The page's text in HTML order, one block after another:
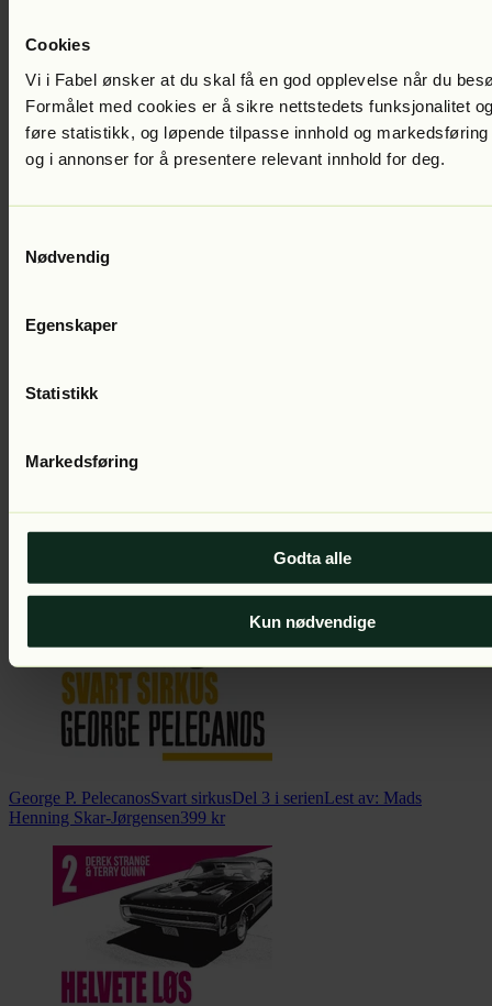
Cookies
Vi i Fabel ønsker at du skal få en god opplevelse når du
Formålet med cookies er å sikre nettstedets funksjonalitet
føre statistikk, og løpende tilpasse innhold og markedsføring
og i annonser for å presentere relevant innhold for deg.
Nødvendig
Egenskaper
Statistikk
Markedsføring
Godta alle
Kun nødvendige
Storhøi399kr
George P. PelecanosSvart sirkusDel 3 i serienLest av: Mads
Henning Skar-Jørgensen399 kr